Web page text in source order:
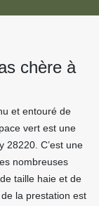
chère à
et entouré de
vert est une
28220. C’est une
nombreuses
taille haie et de
la prestation est